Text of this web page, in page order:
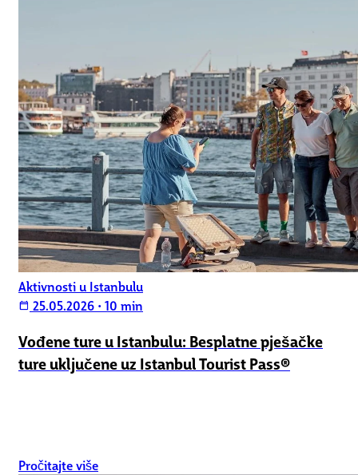
Aktivnosti u Istanbulu
calendar_today 25.05.2026 • 10 min
Vođene ture u Istanbulu: Besplatne pješačke
ture uključene uz Istanbul Tourist Pass®
Pročitajte više